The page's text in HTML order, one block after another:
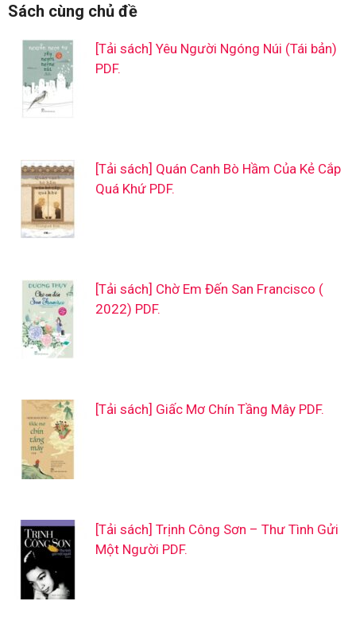
Sách cùng chủ đề
[Tải sách] Yêu Người Ngóng Núi (Tái bản)
PDF.
[Tải sách] Quán Canh Bò Hầm Của Kẻ Cắp
Quá Khứ PDF.
[Tải sách] Chờ Em Đến San Francisco (
2022) PDF.
[Tải sách] Giấc Mơ Chín Tầng Mây PDF.
[Tải sách] Trịnh Công Sơn – Thư Tình Gửi
Một Người PDF.